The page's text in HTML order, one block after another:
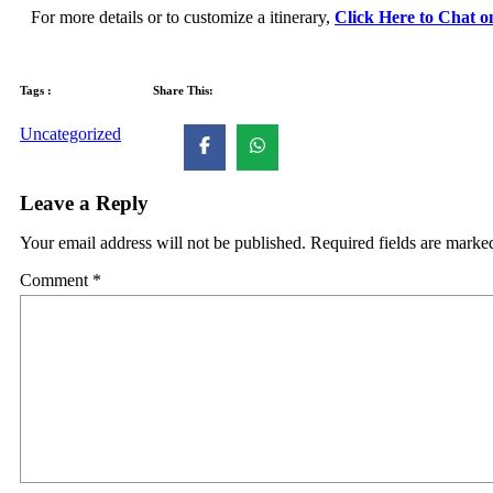
For more details or to customize a itinerary, Click Here to Chat
Tags :
Uncategorized
Share This:
Leave a Reply
Your email address will not be published. Required fields are
Comment *